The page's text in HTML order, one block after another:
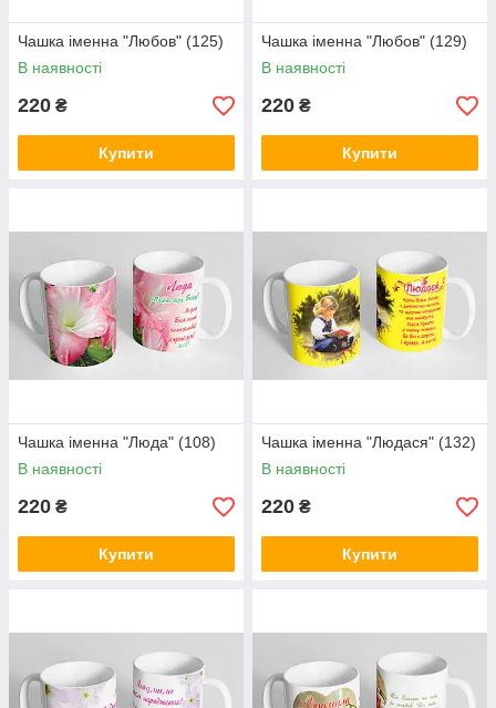
Чашка іменна "Любов" (125)
В наявності
220 ₴
Купити
Чашка іменна "Любов" (129)
В наявності
220 ₴
Купити
Чашка іменна "Люда" (108)
В наявності
220 ₴
Купити
Чашка іменна "Людася" (132)
В наявності
220 ₴
Купити